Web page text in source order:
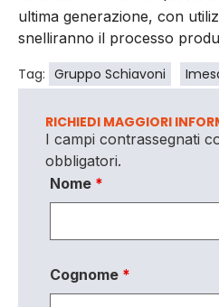
ultima generazione, con
snelliranno il processo
Tag: Gruppo Schiavoni
RICHIEDI MAGGIORI
I campi contrassegnati
obbligatori.
Nome *
Cognome *